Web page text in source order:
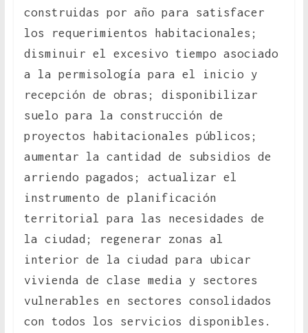
construidas por año para satisfacer
los requerimientos habitacionales;
disminuir el excesivo tiempo asociado
a la permisología para el inicio y
recepción de obras; disponibilizar
suelo para la construcción de
proyectos habitacionales públicos;
aumentar la cantidad de subsidios de
arriendo pagados; actualizar el
instrumento de planificación
territorial para las necesidades de
la ciudad; regenerar zonas al
interior de la ciudad para ubicar
vivienda de clase media y sectores
vulnerables en sectores consolidados
con todos los servicios disponibles.